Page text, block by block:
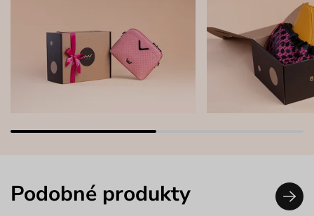
Podobné produkty